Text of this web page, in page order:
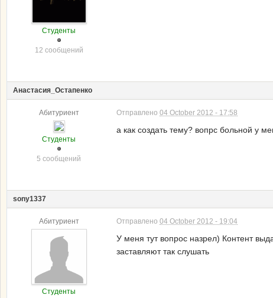
Студенты
12 сообщений
Анастасия_Остапенко
Абитуриент
Студенты
5 сообщений
Отправлено 04 October 2012 - 17:58
а как создать тему? вопрс больной у
sony1337
Абитуриент
Студенты
Отправлено 04 October 2012 - 19:04
У меня тут вопрос назрел) Контент
заставляют так слушать